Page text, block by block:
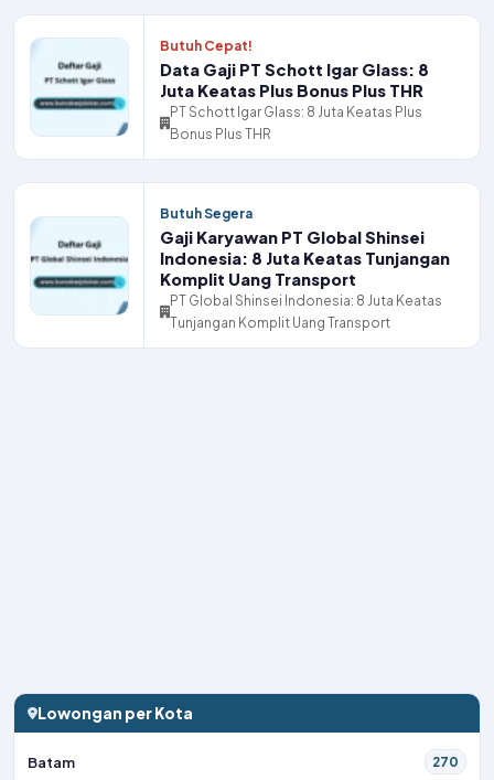
Butuh Cepat!
Data Gaji PT Schott Igar Glass: 8
Juta Keatas Plus Bonus Plus THR
PT Schott Igar Glass: 8 Juta Keatas Plus
Bonus Plus THR
Butuh Segera
Gaji Karyawan PT Global Shinsei
Indonesia: 8 Juta Keatas Tunjangan
Komplit Uang Transport
PT Global Shinsei Indonesia: 8 Juta Keatas
Tunjangan Komplit Uang Transport
Lowongan per Kota
Batam 270